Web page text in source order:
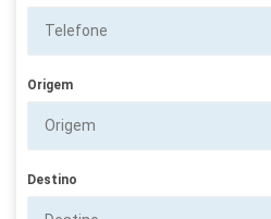
Origem
Destino